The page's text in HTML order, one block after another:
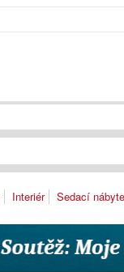
Interiér Sedací